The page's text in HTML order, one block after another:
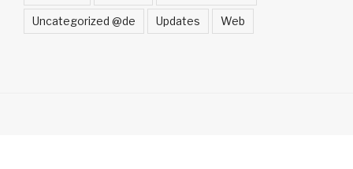
Uncategorized @de Updates Web